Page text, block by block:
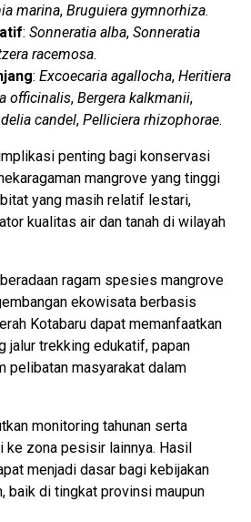
marina, Bruguiera gymnorhiza.
: Sonneratia alba, Sonneratia
racemosa.
: Excoecaria agallocha, Heritiera
officinalis, Bergera kalkmanii,
candel, Pelliciera rhizophorae.
penting bagi konservasi
mangrove yang tinggi
yang masih relatif lestari,
kualitas air dan tanah di wilayah
ragam spesies mangrove
ekowisata berbasis
Kotabaru dapat memanfaatkan
jalur trekking edukatif, papan
pelibatan masyarakat dalam
monitoring tahunan serta
ke zona pesisir lainnya. Hasil
menjadi dasar bagi kebijakan
baik di tingkat provinsi maupun